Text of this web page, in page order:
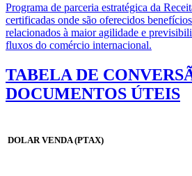
Programa de parceria estratégica da
certificadas onde são oferecidos
relacionados à maior agilidade e
fluxos do comércio internacional.
TABELA DE
DOCUMENTOS ÚTEIS
DOLAR VENDA (PTAX)